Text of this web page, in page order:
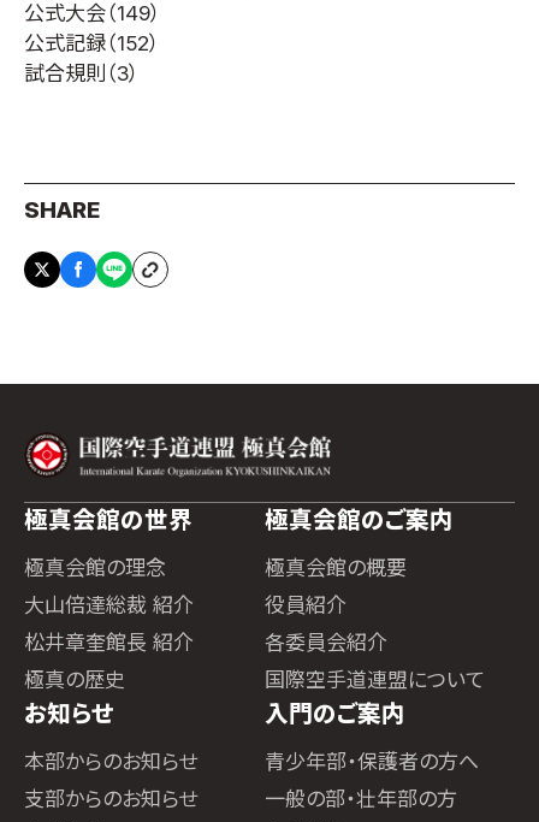
公式大会（149）
公式記録（152）
試合規則 （3）
SHARE
極真会館の世界
極真会館の理念
大山倍達総裁 紹介
松井章奎館長 紹介
極真の歴史
極真会館のご案内
極真会館の概要
役員紹介
各委員会紹介
国際空手道連盟について
お知らせ
本部からのお知らせ
支部からのお知らせ
入門のご案内
青少年部・保護者の方へ
一般の部・壮年部の方